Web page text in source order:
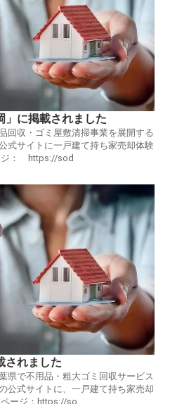
」に掲載されました
回収・ゴミ屋敷清掃事業を展開する
式サイトに一戸建て持ち家売却体験
ジ： https://sod
されました
県で不用品・粗大ゴミ回収サービス
公式サイトに、一戸建て持ち家売却
ージ：https://so